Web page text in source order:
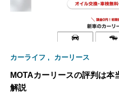
カーライフ カーリース
MOTAカーリースの評判は本
解説